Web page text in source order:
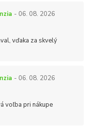
- 06. 08. 2026
vďaka za skvelý
- 06. 08. 2026
voľba pri nákupe